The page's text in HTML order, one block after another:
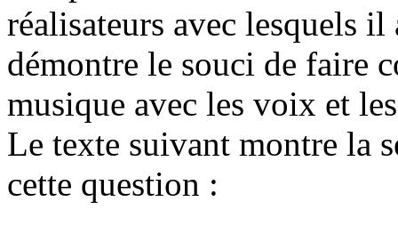
réalisateurs avec lesquels
démontre le souci de faire
musique avec les voix et
Le texte suivant montre la
cette question :